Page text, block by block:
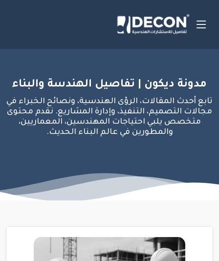
مدونة ديكون | تفاصيل الهندسة والبناء
تابع أحدث المقالات، الرؤى الهندسية، ونصائح الخبراء في
مجالات التصميم، التنفيذ، وإدارة المشاريع. نقدم محتوى
متخصص يلبي احتياجات المهندسين، المعماريين،
والمطورين في عالم البناء الحديث.